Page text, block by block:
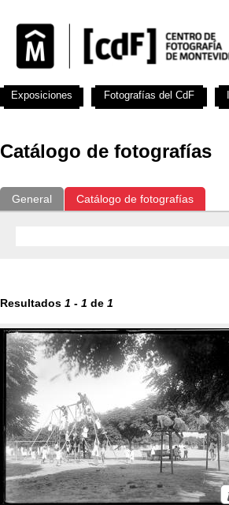
Catálogo de fotografías
General Catálogo de fotografías
Resultados 1 - 1 de 1
Exposiciones Fotografías del CdF